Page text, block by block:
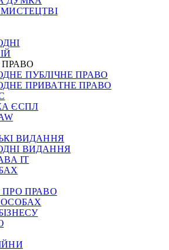
ПУБЛІЧНЕ ПРАВО
ПРИВАТНЕ ПРАВО
ЄСПЛ
ВИДАННЯ
ВИДАННЯ
ІТ
ПРО ПРАВО